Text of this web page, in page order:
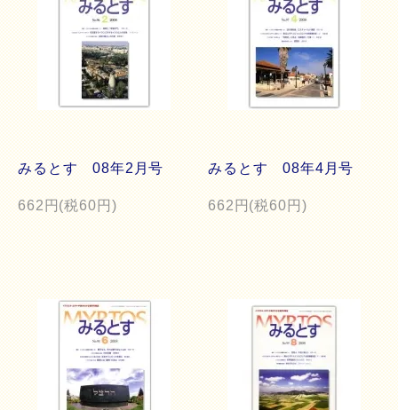
みるとす 08年2月号
662円(税60円)
みるとす 08年4月号
662円(税60円)